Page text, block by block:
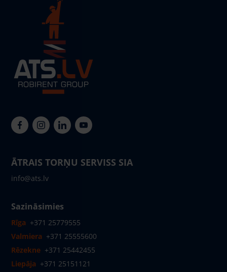
ĀTRAIS TORŅU SERVISS SIA
info@ats.lv
Sazināsimies
Rīga +371 25779555
Valmiera +371 25555600
Rēzekne +371 25442455
Liepāja +371 25151121